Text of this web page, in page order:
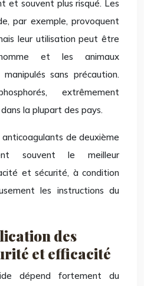
et souvent plus risqué. Les
par exemple, provoquent
leur utilisation peut être
et les animaux
sans précaution.
extrêmement
la plupart des pays.
anticoagulants de deuxième
souvent le meilleur
et sécurité, à condition
les instructions du
des
et efficacité
dépend fortement du